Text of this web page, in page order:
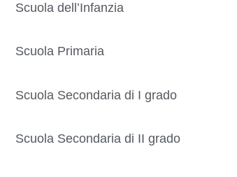
Scuola dell’Infanzia
Scuola Primaria
Scuola Secondaria di I grado
Scuola Secondaria di II grado